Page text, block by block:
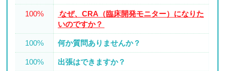
100%
なぜ、CRA（臨床開発モニター）になりた
いのですか？
100% 何か質問ありませんか？
100% 出張はできますか？